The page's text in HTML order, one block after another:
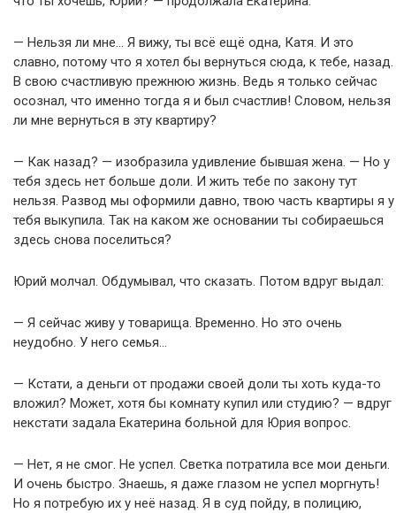
— Нельзя ли мне… Я вижу, ты всё ещё одна, Катя. И это
славно, потому что я хотел бы вернуться сюда, к тебе, назад.
В свою счастливую прежнюю жизнь. Ведь я только сейчас
осознал, что именно тогда я и был счастлив! Словом, нельзя
ли мне вернуться в эту квартиру?
— Как назад? — изобразила удивление бывшая жена. — Но у
тебя здесь нет больше доли. И жить тебе по закону тут
нельзя. Развод мы оформили давно, твою часть квартиры я у
тебя выкупила. Так на каком же основании ты собираешься
здесь снова поселиться?
Юрий молчал. Обдумывал, что сказать. Потом вдруг выдал:
— Я сейчас живу у товарища. Временно. Но это очень
неудобно. У него семья…
— Кстати, а деньги от продажи своей доли ты хоть куда-то
вложил? Может, хотя бы комнату купил или студию? — вдруг
некстати задала Екатерина больной для Юрия вопрос.
— Нет, я не смог. Не успел. Светка потратила все мои деньги.
И очень быстро. Знаешь, я даже глазом не успел моргнуть!
Но я потребую их у неё назад. Я в суд пойду, в полицию,